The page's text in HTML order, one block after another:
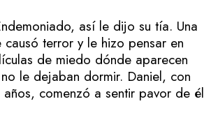
así le dijo su tía. Una
terror y le hizo pensar en
de miedo dónde aparecen
le dejaban dormir. Daniel, con
años, comenzó a sentir pavor de él